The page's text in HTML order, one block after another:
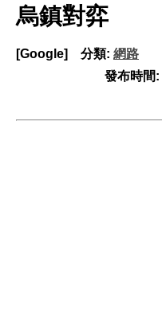
烏鎮對弈
[Google] 分類: 網路
發布時間: